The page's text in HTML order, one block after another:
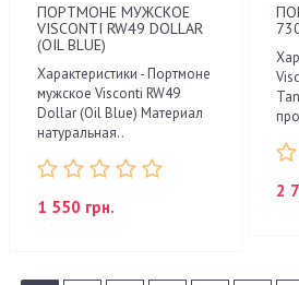
ПОРТМОНЕ МУЖСКОЕ
VISCONTI RW49 DOLLAR
(OIL BLUE)
Характеристики - Портмоне
мужское Visconti RW49
Dollar (Oil Blue) Материал
натуральная..
1 550 грн.
2